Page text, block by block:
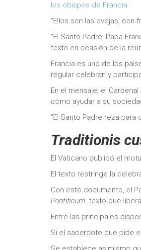
los obispos de Francia.
“Ellos son las ovejas, con
“El Santo Padre, Papa
texto en ocasión de la
Francia es uno de los
regular celebran y
En el mensaje, el
cómo ayudar a su
“El Santo Padre reza
Traditionis
El Vaticano publicó el
El texto restringe la
Con este documento, el
Pontificum, texto que
Entre las principales
Si el sacerdote que pide